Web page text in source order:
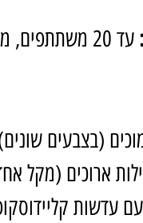
עד 20 משתתפים, מחולקים לתתי-קבוצות של עד 4 משתתפים.
(בצבעים
ארוכים (מקל
עדשות